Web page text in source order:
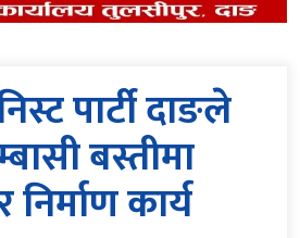
पार्टी दाङले
बस्तीमा
कार्य